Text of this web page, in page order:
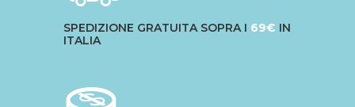
SPEDIZIONE GRATUITA SOPRA I 69€ IN
ITALIA